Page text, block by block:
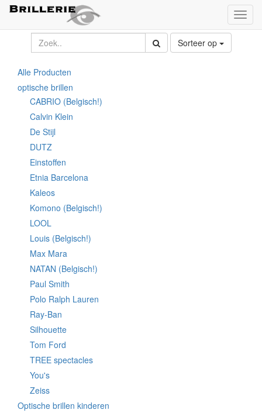
Sorteer op
Alle Producten
optische brillen
CABRIO (Belgisch!)
Calvin Klein
De Stijl
DUTZ
Einstoffen
Etnia Barcelona
Kaleos
Komono (Belgisch!)
LOOL
Louis (Belgisch!)
Max Mara
NATAN (Belgisch!)
Paul Smith
Polo Ralph Lauren
Ray-Ban
Silhouette
Tom Ford
TREE spectacles
You's
Zeiss
Optische brillen kinderen